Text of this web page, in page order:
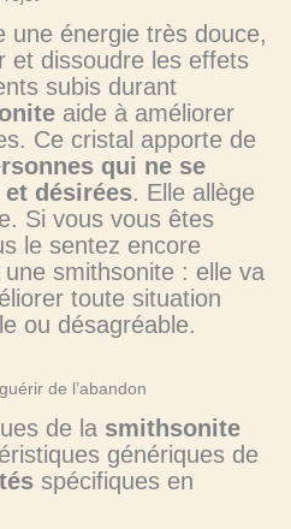
une énergie très douce,
et dissoudre les effets
subis durant
aide à améliorer
Ce cristal apporte de
qui ne se
désirées. Elle allège
Si vous vous êtes
le sentez encore
smithsonite : elle va
toute situation
ou désagréable.
de l’abandon
de la smithsonite
génériques de
spécifiques en